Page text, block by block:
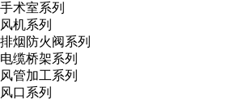
手术室系列
风机系列
排烟防火阀系列
电缆桥架系列
风管加工系列
风口系列